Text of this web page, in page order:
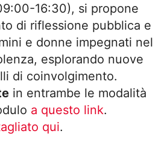
16:30), si propone
di riflessione pubblica e
e donne impegnati nel
esplorando nuove
di coinvolgimento.
in entrambe le modalità
a questo link.
qui.